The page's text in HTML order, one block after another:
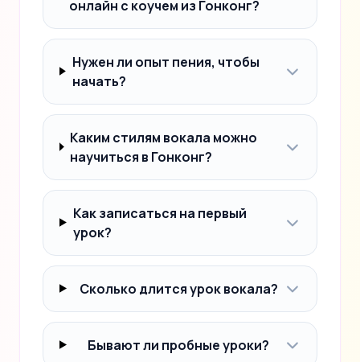
онлайн с коучем из Гонконг?
Нужен ли опыт пения, чтобы
начать?
Каким стилям вокала можно
научиться в Гонконг?
Как записаться на первый
урок?
Сколько длится урок вокала?
Бывают ли пробные уроки?